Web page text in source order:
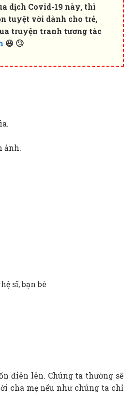
dịch Covid-19 này, thì
tuyệt vời dành cho trẻ,
truyện tranh tương tác
😆 🙄
ảnh.
sĩ, bạn bè
điên lên. Chúng ta thường sẽ
cha mẹ nếu như chúng ta chỉ